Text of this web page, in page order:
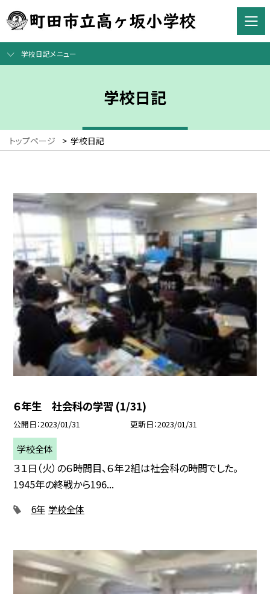
学校日記メニュー
学校日記
トップページ > 学校日記
６年生 社会科の学習 (1/31)
公開日 2023/01/31 更新日 2023/01/31
学校全体
３１日（火）の６時間目、６年２組は社会科の時間でした。
1945年の終戦から196...
6年 学校全体